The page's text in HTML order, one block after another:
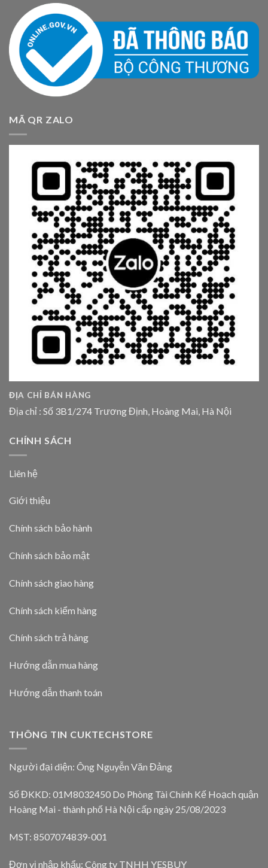
MÃ QR ZALO
ĐỊA CHỈ BÁN HÀNG
Địa chỉ : Số 3B1/274 Trương Định, Hoàng Mai, Hà Nội
CHÍNH SÁCH
Liên hệ
Giới thiệu
Chính sách bảo hành
Chính sách bảo mật
Chính sách giao hàng
Chính sách kiểm hàng
Chính sách trả hàng
Hướng dẫn mua hàng
Hướng dẫn thanh toán
THÔNG TIN CUKTECHSTORE
Người đại diện: Ông Nguyễn Văn Đảng
Số ĐKKD: 01M8032450 Do Phòng Tài Chính Kế Hoạch quận
Hoàng Mai - thành phố Hà Nội cấp ngày 25/08/2023
MST: 8507074839-001
Đơn vị nhập khẩu: Công ty TNHH YESBUY